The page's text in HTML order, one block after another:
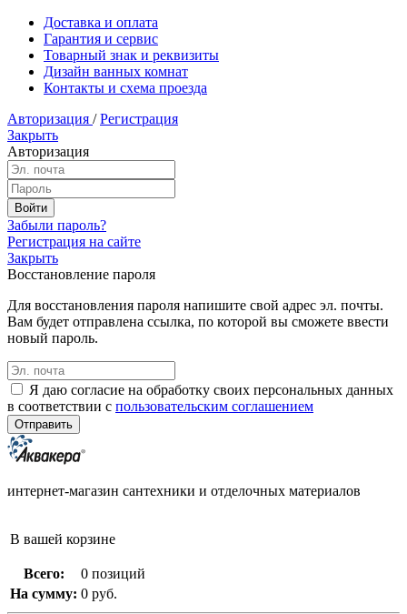
Доставка и оплата
Гарантия и сервис
Товарный знак и реквизиты
Дизайн ванных комнат
Контакты и схема проезда
Авторизация / Регистрация
Закрыть
Авторизация
Забыли пароль?
Регистрация на сайте
Закрыть
Восстановление пароля
Для восстановления пароля напишите свой адрес эл. почты.
Вам будет отправлена ссылка, по которой вы сможете ввести
новый пароль.
Я даю согласие на обработку своих персональных данных
в соответствии с пользовательским соглашением
интернет-магазин сантехники и отделочных материалов
В вашей корзине
Всего:
0 позиций
На сумму: 0 руб.